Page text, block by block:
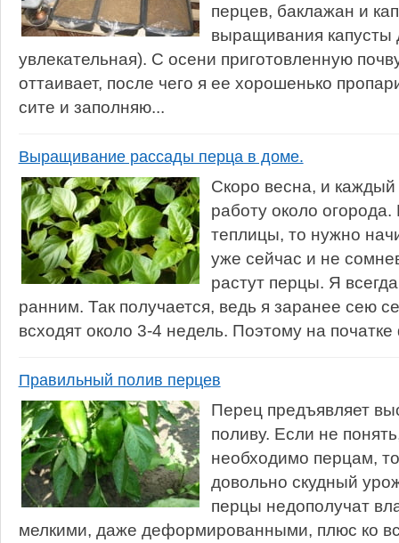
перцев, баклажан и
выращивания капусты
увлекательная). С осени приготовленную
оттаивает, после чего я ее хорошенько
сите и заполняю...
Выращивание рассады перца в доме.
Скоро весна, и каждый
работу около
теплицы, то нужно
уже сейчас и не
растут перцы. Я
ранним. Так получается, ведь я заранее сею
всходят около 3-4 недель. Поэтому на
Правильный полив перцев
Перец предъявляет
поливу. Если не
необходимо перцам,
довольно скудный
перцы недополучат
мелкими, даже деформированными, плюс ко